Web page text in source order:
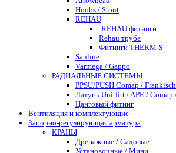
Hoobs / Stout
REHAU
-REHAU фитинги
Rehau труба
Фитинги THERM S
Sanline
Varmega / Gappo
РАДИАЛЬНЫЕ СИСТЕМЫ
PPSU/PUSH Comap /
Латунь Uni-fitt / APE / Comap
Цанговый фитинг
Вентиляция и комплектующие
Запорно-регулирующая арматура
КРАНЫ
Дренажные / Садовые
Установочные / Мини